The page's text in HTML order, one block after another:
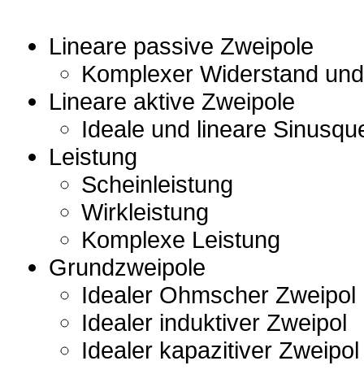
Lineare passive Zweipole
Komplexer Widerstand
Lineare aktive Zweipole
Ideale und lineare
Leistung
Scheinleistung
Wirkleistung
Komplexe Leistung
Grundzweipole
Idealer Ohmscher Zweipol
Idealer induktiver Zweipol
Idealer kapazitiver Zweipol